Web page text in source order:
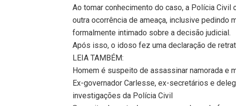
Ao tomar conhecimento do caso, a Polícia
outra ocorrência de ameaça, inclusive pedindo
formalmente intimado sobre a decisão judicial.
Após isso, o idoso fez uma declaração de
LEIA TAMBÉM:
Homem é suspeito de assassinar namorada e
Ex-governador Carlesse, ex-secretários e
investigações da Polícia Civil